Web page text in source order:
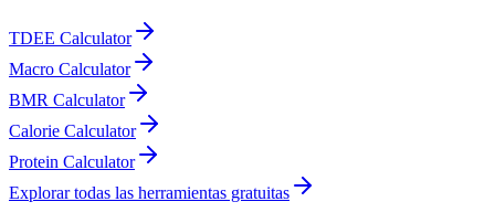
TDEE Calculator
Macro Calculator
BMR Calculator
Calorie Calculator
Protein Calculator
Explorar todas las herramientas gratuitas